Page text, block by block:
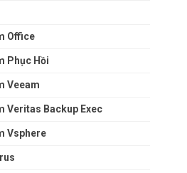
Office
Phục Hồi
Veeam
Veritas Backup Exec
Vsphere